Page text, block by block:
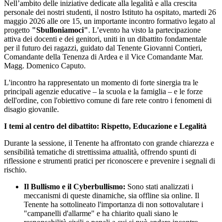
Nell’ambito delle iniziative dedicate alla legalità e alla crescita
personale dei nostri studenti, il nostro Istituto ha ospitato, martedi 26
maggio 2026 alle ore 15, un importante incontro formativo legato al
progetto "Sbulloniamoci". L’evento ha visto la partecipazione
attiva dei docenti e dei genitori, uniti in un dibattito fondamentale
per il futuro dei ragazzi, guidato dal Tenente Giovanni Contieri,
Comandante della Tenenza di Ardea e il Vice Comandante Mar.
Magg. Domenico Caputo.
L'incontro ha rappresentato un momento di forte sinergia tra le
principali agenzie educative – la scuola e la famiglia – e le forze
dell'ordine, con l'obiettivo comune di fare rete contro i fenomeni di
disagio giovanile.
I temi al centro del dibattito: Rispetto, Educazione e Legalità
Durante la sessione, il Tenente ha affrontato con grande chiarezza e
sensibilità tematiche di strettissima attualità, offrendo spunti di
riflessione e strumenti pratici per riconoscere e prevenire i segnali di
rischio.
Il Bullismo e il Cyberbullismo: Sono stati analizzati i
meccanismi di queste dinamiche, sia offline sia online. Il
Tenente ha sottolineato l'importanza di non sottovalutare i
"campanelli d'allarme" e ha chiarito quali siano le